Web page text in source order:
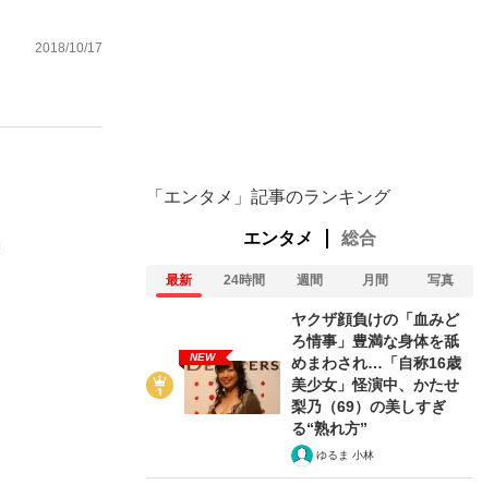
2018/10/17
「エンタメ」記事のランキング
エンタメ 総合
最新 24時間 週間 月間 写真
NEW
ヤクザ顔負けの「血みど
ろ情事」豊満な身体を舐
めまわされ…「自称16歳
美少女」怪演中、かたせ
梨乃（69）の美しすぎ
る“熟れ方”
ゆるま 小林